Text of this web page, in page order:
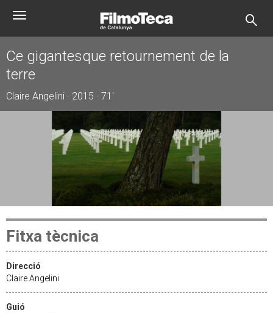
Toggle
Ce gigantesque retournement de la
terre
Claire Angelini · 2015 · 71'
Fitxa tècnica
Direcció
Claire Angelini
Guió